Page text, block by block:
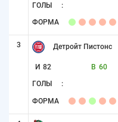
ГОЛЫ :
ФОРМА
3 Детройт Пистонс
И 82 В 60
ГОЛЫ :
ФОРМА